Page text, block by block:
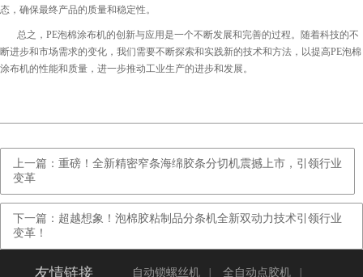
态，确保最终产品的质量和稳定性。
总之，PE泡棉涂布机的创新与应用是一个不断发展和完善的过程。随着科技的不
断进步和市场需求的变化，我们需要不断探索和实践新的技术和方法，以提高PE泡棉
涂布机的性能和质量，进一步推动工业生产的进步和发展。
上一篇：重磅！全新精密窄条海绵胶条分切机震撼上市，引领行业
变革
下一篇：超越想象！泡棉胶粘制品分条机全新双动力技术引领行业
变革！
友情链接 自动锁螺丝机 全自动点胶机